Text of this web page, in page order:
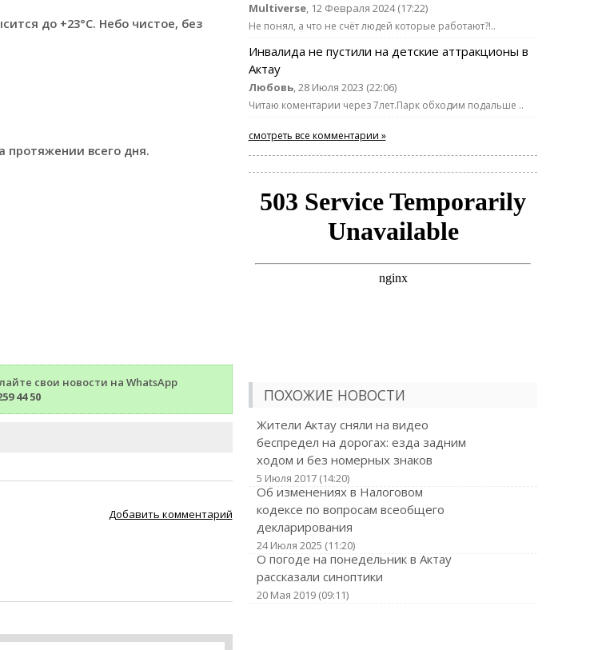
до +23°C. Небо чистое, без
протяжении всего дня.
свои новости на WhatsApp
44 50
Добавить комментарий
Multiverse, 12 Февраля 2024 (17:22)
Не понял, а что не счёт людей которые работают?!..
Инвалида не пустили на детские аттракционы в
Актау
Любовь, 28 Июля 2023 (22:06)
Читаю коментарии через 7лет.Парк обходим подальше ..
смотреть все комментарии »
ПОХОЖИЕ НОВОСТИ
Жители Актау сняли на видео
беспредел на дорогах: езда задним
ходом и без номерных знаков
5 Июля 2017 (14:20)
Об изменениях в Налоговом
кодексе по вопросам всеобщего
декларирования
24 Июля 2025 (11:20)
О погоде на понедельник в Актау
рассказали синоптики
20 Мая 2019 (09:11)